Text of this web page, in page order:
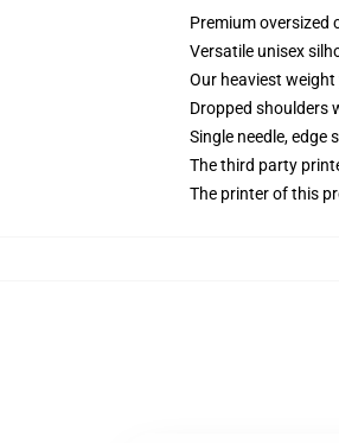
Premium oversized
Versatile unisex
Our heaviest
Dropped shoulders
Single needle, edge
The third party
The printer of this